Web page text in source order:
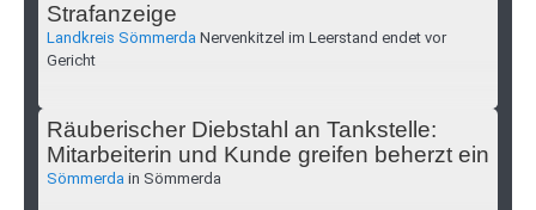
Strafanzeige
Landkreis Sömmerda Nervenkitzel im Leerstand endet vor
Gericht
Räuberischer Diebstahl an Tankstelle:
Mitarbeiterin und Kunde greifen beherzt ein
Sömmerda in Sömmerda